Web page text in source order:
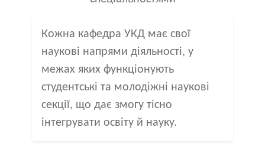
Кожна кафедра УКД має свої
наукові напрями діяльності, у
межах яких функціонують
студентські та молодіжні наукові
секції, що дає змогу тісно
інтегрувати освіту й науку.